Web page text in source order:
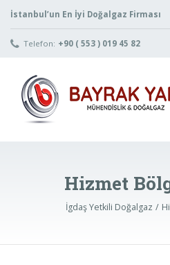
İstanbul’un En İyi Doğalgaz Firması
Telefon: +90 ( 553 ) 019 45 82
Hizmet
İgdaş Yetkili Doğalgaz